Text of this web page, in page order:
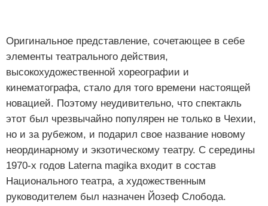
Оригинальное представление, сочетающее в себе
элементы театрального действия,
высокохудожественной хореографии и
кинематографа, стало для того времени настоящей
новацией. Поэтому неудивительно, что спектакль
этот был чрезвычайно популярен не только в Чехии,
но и за рубежом, и подарил свое название новому
неординарному и экзотическому театру. С середины
1970-х годов Laterna magika входит в состав
Национального театра, а художественным
руководителем был назначен Йозеф Слобода.